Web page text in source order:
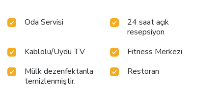
Oda Servisi
24 saat açık
resepsiyon
Kablolu/Uydu TV
Fitness Merkezi
Mülk dezenfektanla
temizlenmiştir.
Restoran